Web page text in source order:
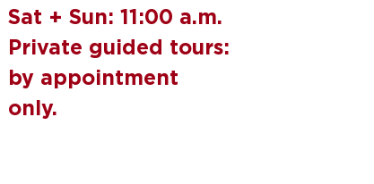
Sat + Sun: 11:00 a.m.
Private guided tours:
by appointment
only.